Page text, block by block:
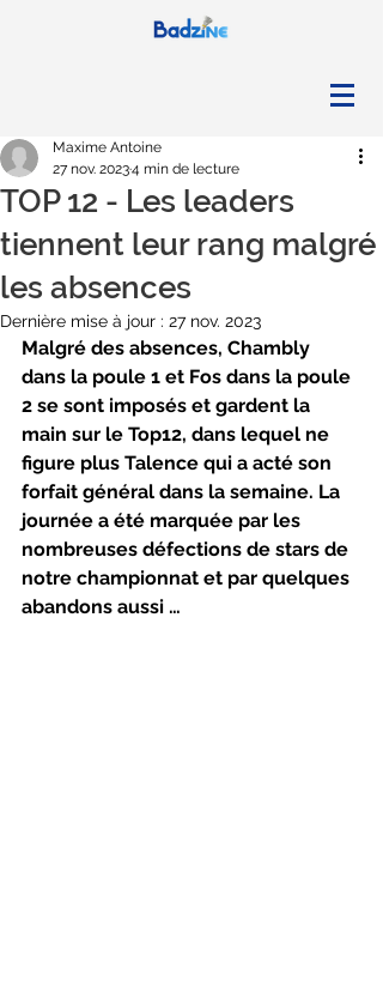
TOP 12 - Les leaders
tiennent leur rang malgré
les absences
Maxime Antoine
27 nov. 20234 min de lecture
Dernière mise à jour : 27 nov. 2023
Malgré des absences, Chambly
dans la poule 1 et Fos dans la poule
2 se sont imposés et gardent la
main sur le Top12, dans lequel ne
figure plus Talence qui a acté son
forfait général dans la semaine. La
journée a été marquée par les
nombreuses défections de stars de
notre championnat et par quelques
abandons aussi …